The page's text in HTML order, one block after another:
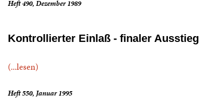
Heft 490, Dezember 1989
Kontrollierter Einlaß - finaler Ausstieg
(...lesen)
Heft 550, Januar 1995